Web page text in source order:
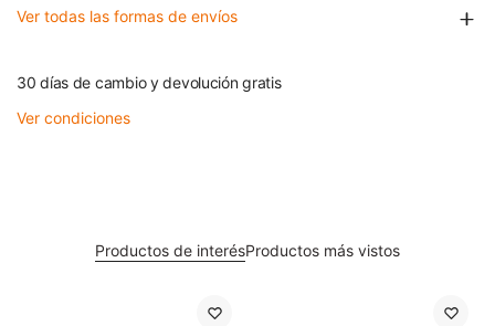
Ver todas las formas de envíos
30 días de cambio y devolución gratis
Ver condiciones
Productos de interésProductos más vistos